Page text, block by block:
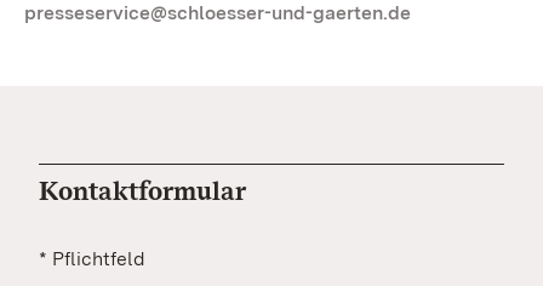
presseservice@schloesser-und-gaerten.de
Kontaktformular
* Pflichtfeld